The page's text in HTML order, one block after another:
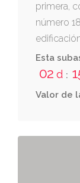
primera,
número
números
Esta
02 d :
Valor de